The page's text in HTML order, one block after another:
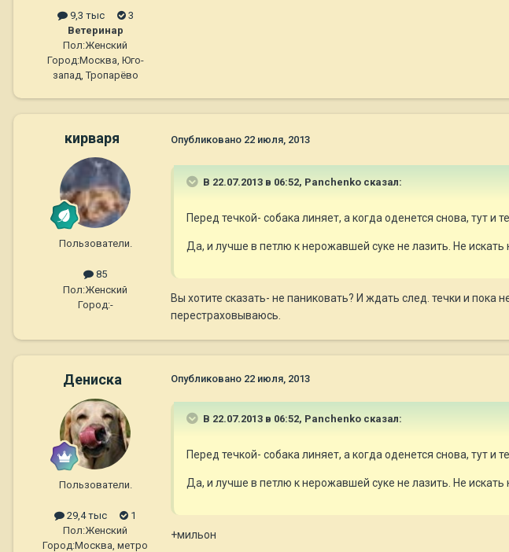
9,3 тыс
3
Ветеринар
Пол:Женский
Город:Москва, Юго-
запад, Тропарёво
кирваря
Пользователи.
85
Пол:Женский
Город:-
Опубликовано 22 июля, 2013
В 22.07.2013 в 06:52, Panchenko сказал:
Перед течкой- собака линяет, а когда оденется снова, тут и
Да, и лучше в петлю к нерожавшей суке не лазить. Не
Вы хотите сказать- не паниковать? И ждать след. течки и
перестраховываюсь.
Дениска
Пользователи.
29,4 тыс
1
Пол:Женский
Город:Москва, метро
Опубликовано 22 июля, 2013
В 22.07.2013 в 06:52, Panchenko сказал:
Перед течкой- собака линяет, а когда оденется снова, тут и
Да, и лучше в петлю к нерожавшей суке не лазить. Не
+мильон